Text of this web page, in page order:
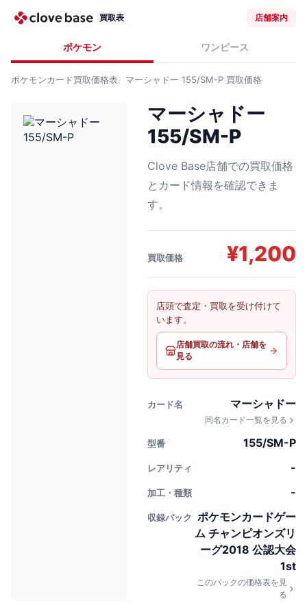
買取表 店舗案内
ポケモン ワンピース
ポケモンカード買取価格表 マーシャドー 155/SM-P 買取価格
マーシャドー
155/SM-P
Clove Base店舗での買取価格
とカード情報を確認できま
す。
買取価格 ¥1,200
店頭で査定・買取を受け付けて
います。
店舗買取の流れ・店舗を
見る
カード名 マーシャドー
同名カード一覧を見る
型番 155/SM-P
レアリティ -
加工・種類 -
収録パック
ポケモンカードゲー
ム チャンピオンズリ
ーグ2018 公認大会
1st
このパックの価格表を見
る